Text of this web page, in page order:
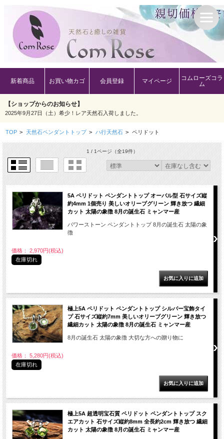
新着商品 お買い物カゴ 会員登録 マイページ
コムローズコラ
ム
【ショップからのお知らせ】
2025年9月27日（土）希少！レア天然石入荷しました。
TOP > 天然石ペンダントトップ > ハ行天然石 > ペリドット
1 / 1ページ（全19件）
5A ペリドット ペンダントトップ オーバル型 石サイズ縦
約4mm 1個売り 美しいオリーブグリーン 輝き放つ 繊細
カット 太陽の象徴 8月の誕生石 ミャンマー産
パワーストーン ペンダントトップ 8月の誕生石 太陽の象
徴
価格： 2,970円(税込)
在庫切れ
極上5A ペリドット ペンダントトップ シルバー宝飾タイ
プ 石サイズ縦約7mm 美しいオリーブグリーン 輝き放つ
繊細カット 太陽の象徴 8月の誕生石 ミャンマー産
8月の誕生石 太陽の象徴 大切な方への贈り物に
価格： 5,280円(税込)
在庫切れ
極上5A 超透明宝石質 ペリドット ペンダントトップ スク
エアカット 石サイズ縦約8mm 全長約2cm 輝き放つ 繊細
カット 太陽の象徴 8月の誕生石 ミャンマー産